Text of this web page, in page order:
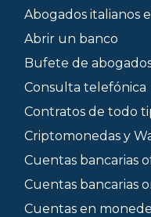
Abogados italianos
Abrir un banco
Bufete de
Consulta telefónica
Contratos de todo
Criptomonedas y
Cuentas bancarias
Cuentas bancarias
Cuentas en